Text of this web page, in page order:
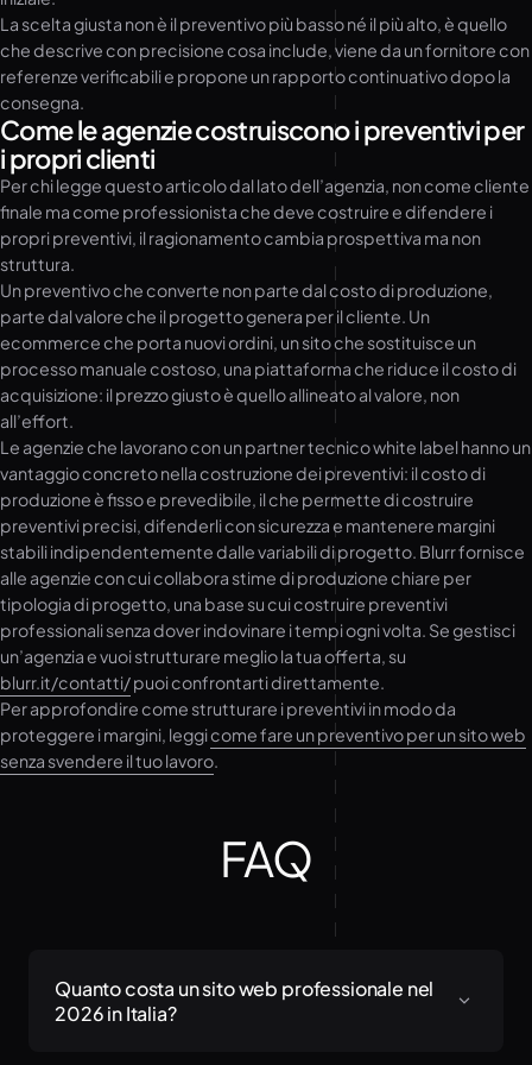
La scelta giusta non è il preventivo più basso né il più alto, è quello
che descrive con precisione cosa include, viene da un fornitore con
referenze verificabili e propone un rapporto continuativo dopo la
consegna.
Come le agenzie costruiscono i preventivi per
i propri clienti
Per chi legge questo articolo dal lato dell’agenzia, non come cliente
finale ma come professionista che deve costruire e difendere i
propri preventivi, il ragionamento cambia prospettiva ma non
struttura.
Un preventivo che converte non parte dal costo di produzione,
parte dal valore che il progetto genera per il cliente. Un
ecommerce che porta nuovi ordini, un sito che sostituisce un
processo manuale costoso, una piattaforma che riduce il costo di
acquisizione: il prezzo giusto è quello allineato al valore, non
all’effort.
Le agenzie che lavorano con un partner tecnico white label hanno un
vantaggio concreto nella costruzione dei preventivi: il costo di
produzione è fisso e prevedibile, il che permette di costruire
preventivi precisi, difenderli con sicurezza e mantenere margini
stabili indipendentemente dalle variabili di progetto. Blurr fornisce
alle agenzie con cui collabora stime di produzione chiare per
tipologia di progetto, una base su cui costruire preventivi
professionali senza dover indovinare i tempi ogni volta. Se gestisci
un’agenzia e vuoi strutturare meglio la tua offerta, su
blurr.it/contatti/puoi confrontarti direttamente.
Per approfondire come strutturare i preventivi in modo da
proteggere i margini, leggicome fare un preventivo per un sito web
senza svendere il tuo lavoro.
FAQ
Quanto costa un sito web professionale nel
2026 in Italia?